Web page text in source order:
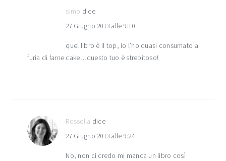
simo dice
27 Giugno 2013 alle 9:10
quel libro è il top, io l’ho quasi consumato a
furia di farne cake…questo tuo è strepitoso!
Rossella dice
27 Giugno 2013 alle 9:24
No, non ci credo mi manca un libro così